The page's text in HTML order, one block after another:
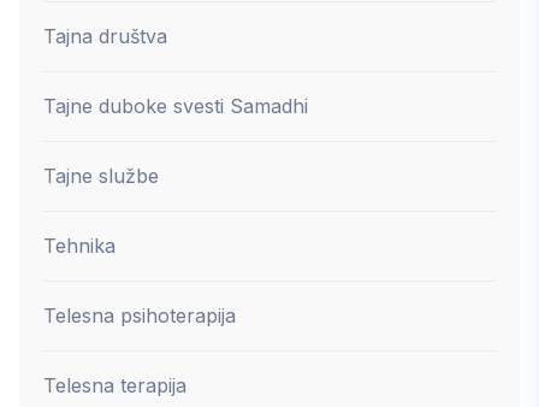
Tajna društva
Tajne duboke svesti Samadhi
Tajne službe
Tehnika
Telesna psihoterapija
Telesna terapija